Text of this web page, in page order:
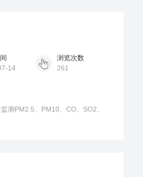
14
浏览次数
261
测PM2.5、PM10、CO、SO2、